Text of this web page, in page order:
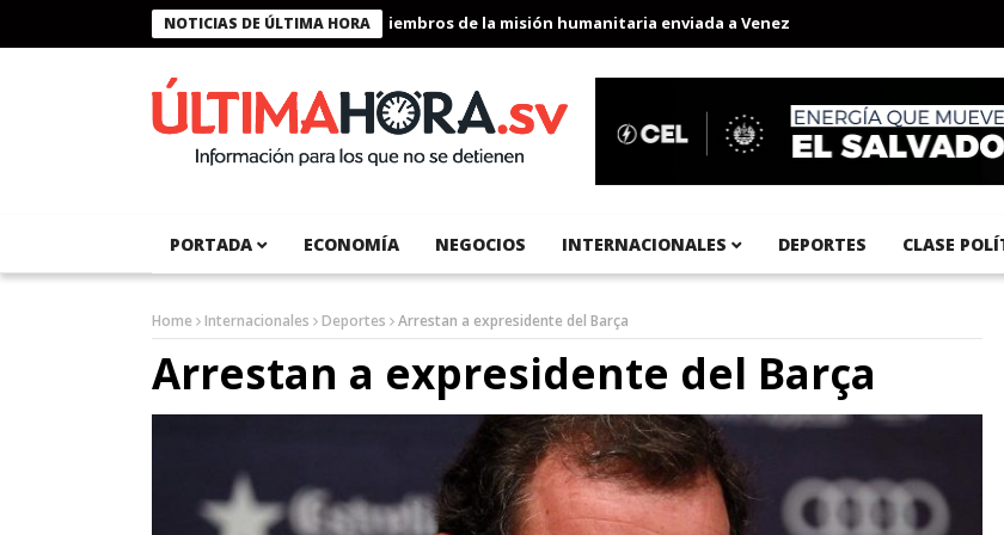
NOTICIAS DE ÚLTIMA HORA
Presidente Bukele condecora a miembros de la misión humanitaria enviada a Venezuela Aeropuerto
PORTADA ECONOMÍA NEGOCIOS INTERNACIONALES DEPORTES CLASE
Home Internacionales Deportes Arrestan a expresidente del Barça
Arrestan a expresidente del Barça